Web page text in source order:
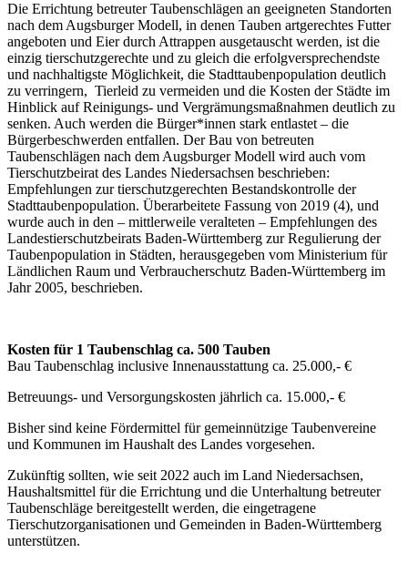
Die Errichtung betreuter Taubenschlägen an geeigneten Standorten
nach dem Augsburger Modell, in denen Tauben artgerechtes Futter
angeboten und Eier durch Attrappen ausgetauscht werden, ist die
einzig tierschutzgerechte und zu gleich die erfolgversprechendste
und nachhaltigste Möglichkeit, die Stadttaubenpopulation deutlich
zu verringern, Tierleid zu vermeiden und die Kosten der Städte im
Hinblick auf Reinigungs- und Vergrämungsmaßnahmen deutlich zu
senken. Auch werden die Bürger*innen stark entlastet – die
Bürgerbeschwerden entfallen. Der Bau von betreuten
Taubenschlägen nach dem Augsburger Modell wird auch vom
Tierschutzbeirat des Landes Niedersachsen beschrieben:
Empfehlungen zur tierschutzgerechten Bestandskontrolle der
Stadttaubenpopulation. Überarbeitete Fassung von 2019 (4), und
wurde auch in den – mittlerweile veralteten – Empfehlungen des
Landestierschutzbeirats Baden-Württemberg zur Regulierung der
Taubenpopulation in Städten, herausgegeben vom Ministerium für
Ländlichen Raum und Verbraucherschutz Baden-Württemberg im
Jahr 2005, beschrieben.
Kosten für 1 Taubenschlag ca. 500 Tauben
Bau Taubenschlag inclusive Innenausstattung ca. 25.000,- €
Betreuungs- und Versorgungskosten jährlich ca. 15.000,- €
Bisher sind keine Fördermittel für gemeinnützige Taubenvereine
und Kommunen im Haushalt des Landes vorgesehen.
Zukünftig sollten, wie seit 2022 auch im Land Niedersachsen,
Haushaltsmittel für die Errichtung und die Unterhaltung betreuter
Taubenschläge bereitgestellt werden, die eingetragene
Tierschutzorganisationen und Gemeinden in Baden-Württemberg
unterstützen.